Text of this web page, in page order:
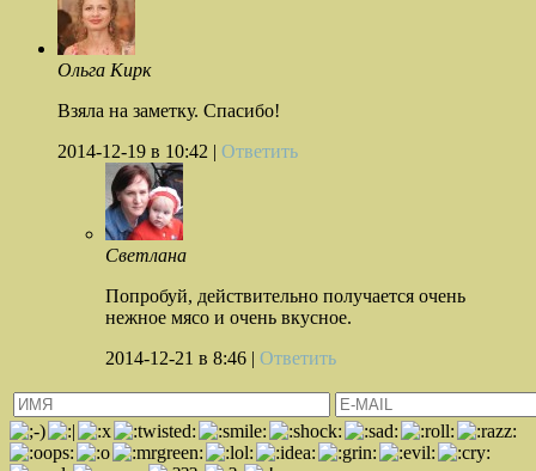
Ольга Кирк
Взяла на заметку. Спасибо!
2014-12-19 в 10:42 | Ответить
Светлана
Попробуй, действительно получается очень
нежное мясо и очень вкусное.
2014-12-21 в 8:46 | Ответить